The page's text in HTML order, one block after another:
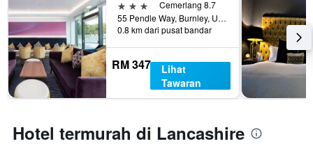
harga
purata
bilik
3 bintangCemerlang 8.7
55 Pendle Way, Burnley, United Kingdom
0.8 km dari pusat bandar
RM 347
Lihat
Tawaran
Hotel termurah di Lancashire